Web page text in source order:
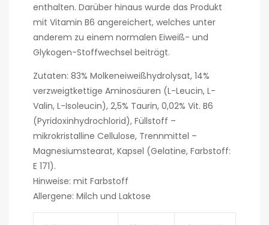
enthalten. Darüber hinaus wurde das Produkt
mit Vitamin B6 angereichert, welches unter
anderem zu einem normalen Eiweiß- und
Glykogen-Stoffwechsel beiträgt.
Zutaten: 83% Molkeneiweißhydrolysat, 14%
verzweigtkettige Aminosäuren (L-Leucin, L-
Valin, L-Isoleucin), 2,5% Taurin, 0,02% Vit. B6
(Pyridoxinhydrochlorid), Füllstoff –
mikrokristalline Cellulose, Trennmittel –
Magnesiumstearat, Kapsel (Gelatine, Farbstoff:
E 171).
Hinweise: mit Farbstoff
Allergene: Milch und Laktose